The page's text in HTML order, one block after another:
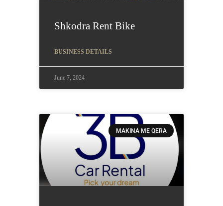
Shkodra Rent Bike
BUSINESS DETAILS
June 7, 2024
MAKINA ME QERA